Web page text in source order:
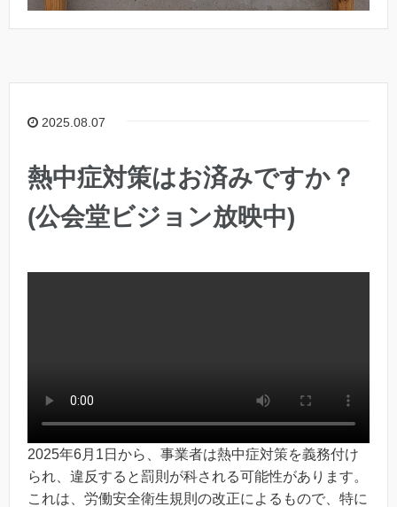
2025.08.07
熱中症対策はお済みですか？
(公会堂ビジョン放映中)
2025年6月1日から、事業者は熱中症対策を義務付け
られ、違反すると罰則が科される可能性があります。
これは、労働安全衛生規則の改正によるもので、特に